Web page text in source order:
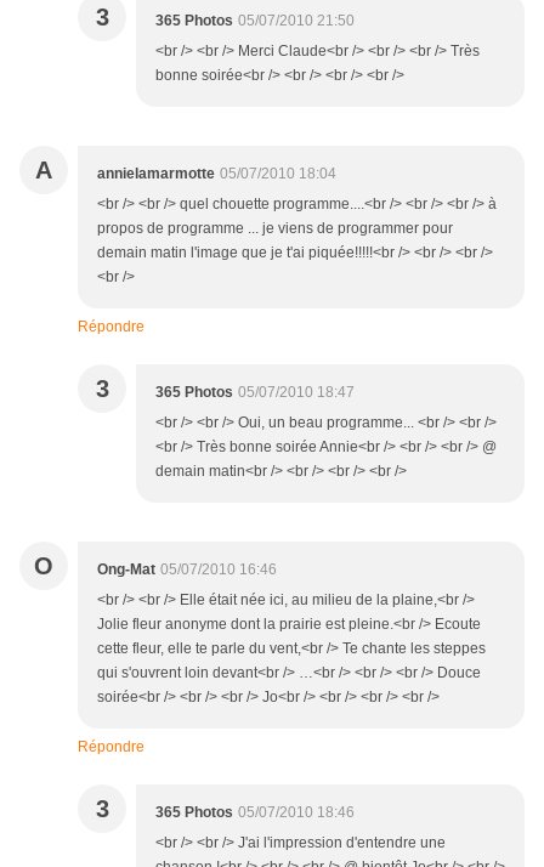
3 365 Photos 05/07/2010 21:50
<br /> <br /> Merci Claude<br /> <br /> <br /> Très
bonne soirée<br /> <br /> <br /> <br />
A annielamarmotte 05/07/2010 18:04
<br /> <br /> quel chouette programme....<br /> <br /> <br /> à
propos de programme ... je viens de programmer pour
demain matin l'image que je t'ai piquée!!!!!<br /> <br /> <br />
<br />
Répondre
3 365 Photos 05/07/2010 18:47
<br /> <br /> Oui, un beau programme... <br /> <br />
<br /> Très bonne soirée Annie<br /> <br /> <br /> @
demain matin<br /> <br /> <br /> <br />
O Ong-Mat 05/07/2010 16:46
<br /> <br /> Elle était née ici, au milieu de la plaine,<br />
Jolie fleur anonyme dont la prairie est pleine.<br /> Ecoute
cette fleur, elle te parle du vent,<br /> Te chante les steppes
qui s'ouvrent loin devant<br /> …<br /> <br /> <br /> Douce
soirée<br /> <br /> <br /> Jo<br /> <br /> <br /> <br />
Répondre
3 365 Photos 05/07/2010 18:46
<br /> <br /> J'ai l'impression d'entendre une